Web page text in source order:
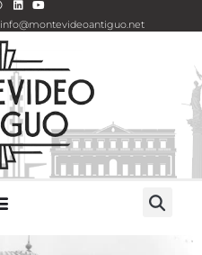
info@montevideoantiguo.net